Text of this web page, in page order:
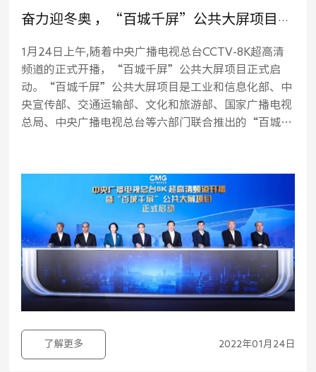
奋力迎冬奥 ，“百城千屏”公共大屏项目正式启动
1月24日上午,随着中央广播电视总台CCTV-8K超高清
频道的正式开播，“百城千屏”公共大屏项目正式启
动。“百城千屏”公共大屏项目是工业和信息化部、中
央宣传部、交通运输部、文化和旅游部、国家广播电视
总局、中央广播电视总台等六部门联合推出的“百城千
了解更多 2022年01月24日